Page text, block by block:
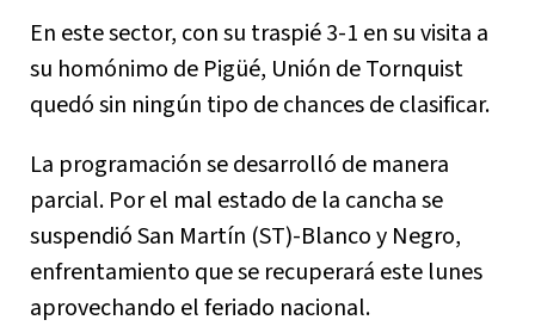
En este sector, con su traspié 3-1 en su visita a
su homónimo de Pigüé, Unión de Tornquist
quedó sin ningún tipo de chances de clasificar.
La programación se desarrolló de manera
parcial. Por el mal estado de la cancha se
suspendió San Martín (ST)-Blanco y Negro,
enfrentamiento que se recuperará este lunes
aprovechando el feriado nacional.